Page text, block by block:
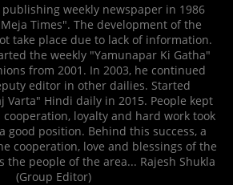
weekly newspaper in 1986
Times". The development of the
take place due to lack of information.
the weekly "Yamunapar Ki Gatha"
from 2001. In 2003, he continued
editor in other dailies. Started
Varta" Hindi daily in 2015. People kept
loyalty and hard work took
good position. Behind this success, a
cooperation, love and blessings of the
the people of the area... Rajesh Shukla
(Group Editor)